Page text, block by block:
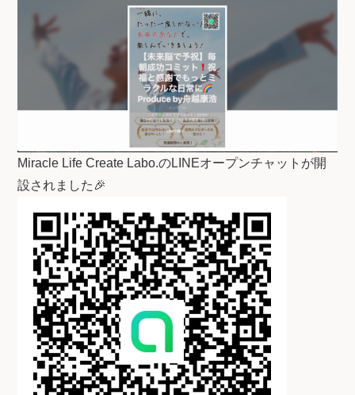
Miracle Life Create Labo.のLINEオープンチャットが開
設されました🎉